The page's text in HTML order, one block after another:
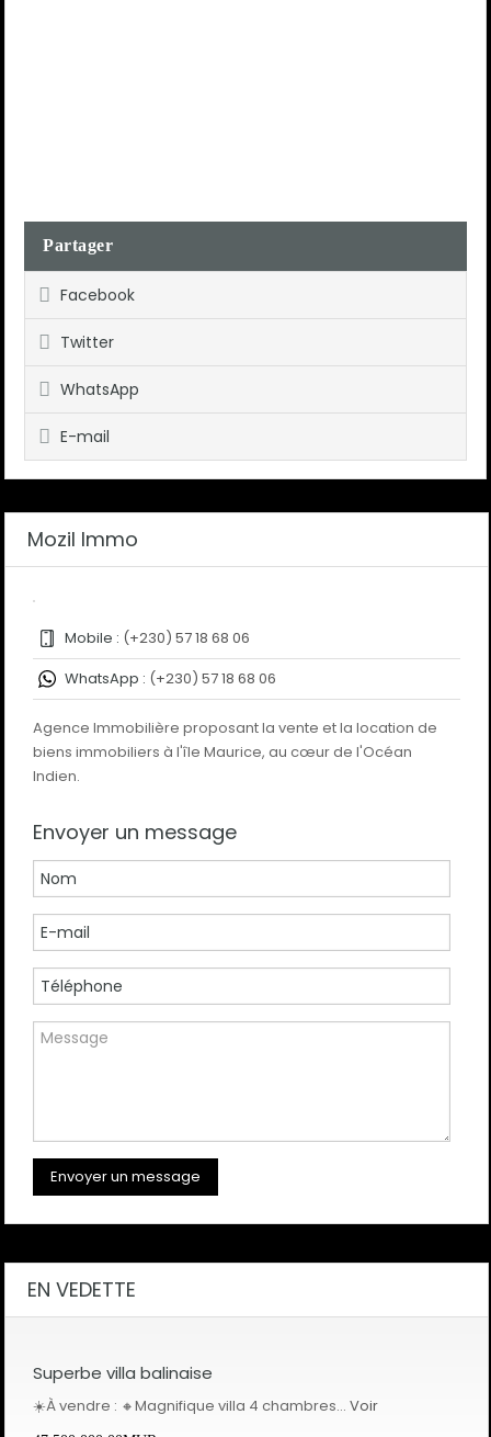
Partager
Facebook
Twitter
WhatsApp
E-mail
Mozil Immo
Mobile : (+230) 57 18 68 06
WhatsApp : (+230) 57 18 68 06
Agence Immobilière proposant la vente et la location de
biens immobiliers à l'île Maurice, au cœur de l'Océan
Indien.
Envoyer un message
EN VEDETTE
Superbe villa balinaise
☀️À vendre : 🔸Magnifique villa 4 chambres… Voir